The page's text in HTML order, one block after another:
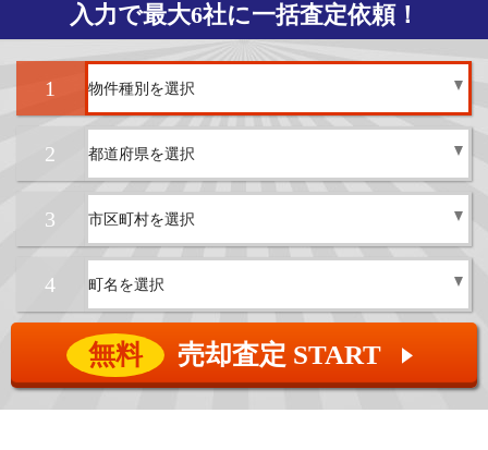
入力で最大6社に一括査定依頼！
1
2
3
4
無料 売却査定 START ▲